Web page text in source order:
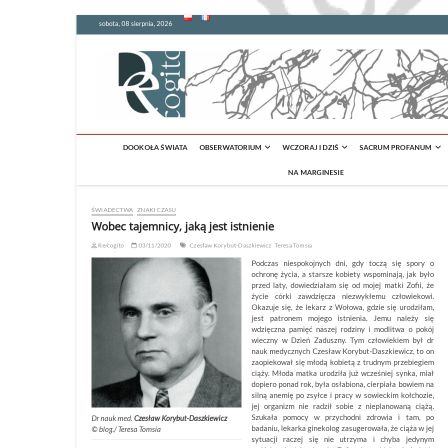
sobota, 08 sierpnia, 2026
DOOKOŁA ŚWIATA OBSERWATORIUM WCZORAJ I DZIŚ SACRUM PROFANUM
NA MARGINESIE
ŚWIADECTWA ZNAKI CZASU
Wobec tajemnicy, jaką jest istnienie
Re/cogito 03/11/2020 Czesław Korybut-Daszkiewicz Teresa Tomsia
Dr nauk med. Czesław Korybut-Daszkiewicz
©blog./ Teresa Tomsia
Podczas niespokojnych dni, gdy toczą się spory o
ochronę życia, a starsze kobiety wspominają, jak było
przed laty, dowiedziałam się od mojej matki Zofii, że
życie córki zawdzięcza niezwykłemu człowiekowi.
Okazuje się, że lekarz z Wołowa, gdzie się urodziłam,
jest patronem mojego istnienia. Jemu należy się
wdzięczna pamięć naszej rodziny i modlitwa o pokój
wieczny w Dzień Zaduszny. Tym człowiekiem był dr
nauk medycznych Czesław Korybut-Daszkiewicz, to on
zaopiekował się młodą kobietą z trudnym przebiegiem
ciąży. Młoda matka urodziła już wcześniej synka, miał
dopiero ponad rok, była osłabiona, cierpiała bowiem na
silną anemię po zsyłce i pracy w sowieckim kołchozie,
jej organizm nie radził sobie z nieplanowaną ciążą.
Szukała pomocy w przychodni zdrowia i tam, po
badaniu, lekarka ginekolog zasugerowała, że ciąża w jej
sytuacji raczej się nie utrzyma i chyba jedynym